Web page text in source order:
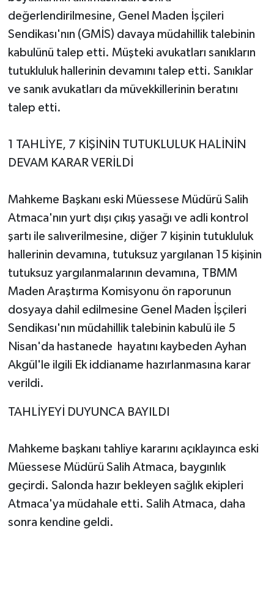
değerlendirilmesine, Genel Maden İşçileri
Sendikası'nın (GMİS) davaya müdahillik talebinin
kabulünü talep etti. Müşteki avukatları sanıkların
tutukluluk hallerinin devamını talep etti. Sanıklar
ve sanık avukatları da müvekkillerinin beratını
talep etti.
1 TAHLİYE, 7 KİŞİNİN TUTUKLULUK HALİNİN
DEVAM KARAR VERİLDİ
Mahkeme Başkanı eski Müessese Müdürü Salih
Atmaca'nın yurt dışı çıkış yasağı ve adli kontrol
şartı ile salıverilmesine, diğer 7 kişinin tutukluluk
hallerinin devamına, tutuksuz yargılanan 15 kişinin
tutuksuz yargılanmalarının devamına, TBMM
Maden Araştırma Komisyonu ön raporunun
dosyaya dahil edilmesine Genel Maden İşçileri
Sendikası'nın müdahillik talebinin kabulü ile 5
Nisan'da hastanede hayatını kaybeden Ayhan
Akgül'le ilgili Ek iddianame hazırlanmasına karar
verildi.
TAHLİYEYİ DUYUNCA BAYILDI
Mahkeme başkanı tahliye kararını açıklayınca eski
Müessese Müdürü Salih Atmaca, baygınlık
geçirdi. Salonda hazır bekleyen sağlık ekipleri
Atmaca'ya müdahale etti. Salih Atmaca, daha
sonra kendine geldi.